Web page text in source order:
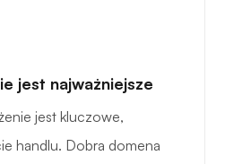
jest najważniejsze
jest kluczowe,
handlu. Dobra domena